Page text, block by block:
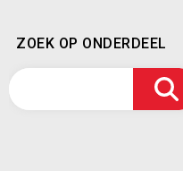
ZOEK OP ONDERDEEL